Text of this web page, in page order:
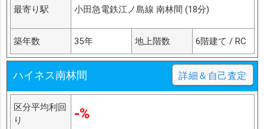
最寄り駅 小田急電鉄江ノ島線 南林間 (18分)
築年数 35年 地上階数 6階建て / RC
ハイネス南林間 詳細＆自己査定
区分平均利回
り
-%